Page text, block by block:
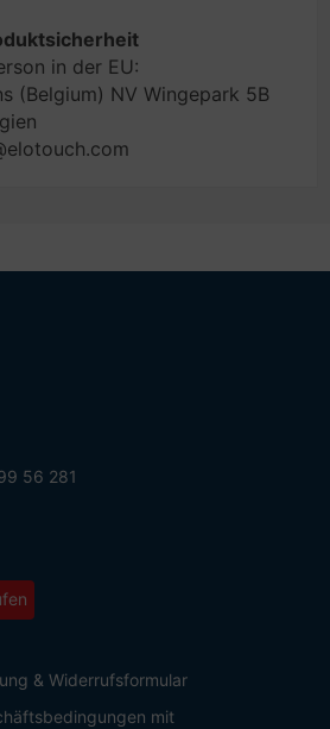
in der EU:
(Belgium) NV Wingepark 5B
56 281
& Widerrufsformular
mit